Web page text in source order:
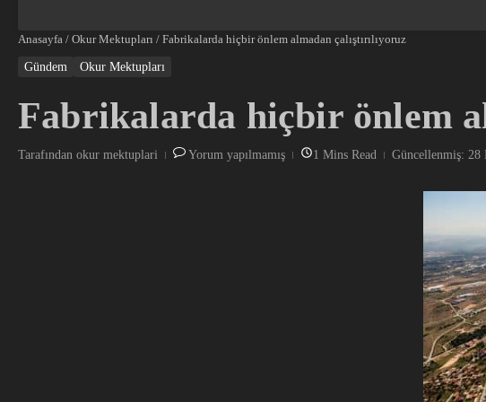
Anasayfa / Okur Mektupları / Fabrikalarda hiçbir önlem almadan çalıştırılıyoruz
Gündem Okur Mektupları
Fabrikalarda hiçbir önlem
Tarafından okur mektuplari Yorum yapılmamış 1 Mins Read Güncellenmiş: 28